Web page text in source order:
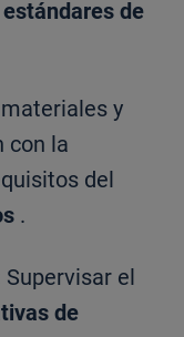
estándares de
y
con la
del
.
Supervisar el
de